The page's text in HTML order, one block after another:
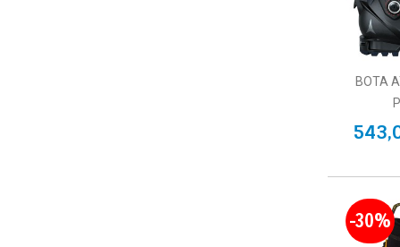
BOTA
-30%